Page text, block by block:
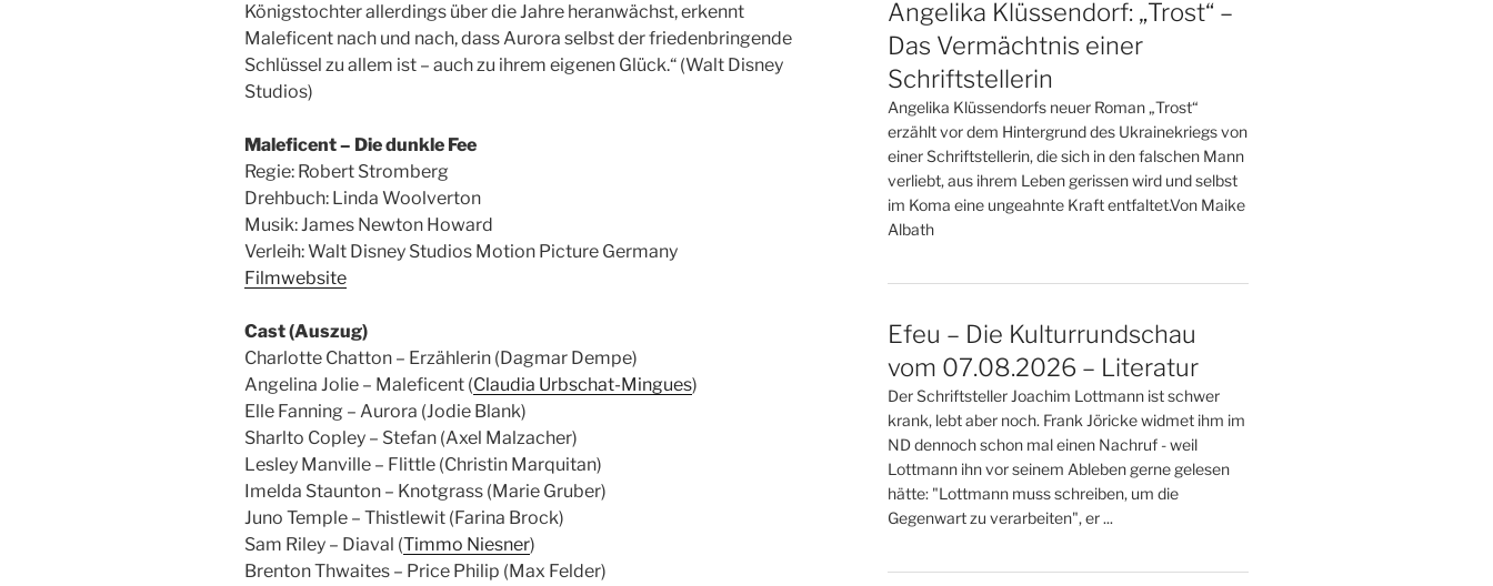
Königstochter allerdings über die Jahre heranwächst, erkennt
Maleficent nach und nach, dass Aurora selbst der friedenbringende
Schlüssel zu allem ist – auch zu ihrem eigenen Glück.“ (Walt Disney
Studios)
Maleficent – Die dunkle Fee
Regie: Robert Stromberg
Drehbuch: Linda Woolverton
Musik: James Newton Howard
Verleih: Walt Disney Studios Motion Picture Germany
Filmwebsite
Cast (Auszug)
Charlotte Chatton – Erzählerin (Dagmar Dempe)
Angelina Jolie – Maleficent (Claudia Urbschat-Mingues)
Elle Fanning – Aurora (Jodie Blank)
Sharlto Copley – Stefan (Axel Malzacher)
Lesley Manville – Flittle (Christin Marquitan)
Imelda Staunton – Knotgrass (Marie Gruber)
Juno Temple – Thistlewit (Farina Brock)
Sam Riley – Diaval (Timmo Niesner)
Brenton Thwaites – Price Philip (Max Felder)
Angelika Klüssendorf: „Trost“ –
Das Vermächtnis einer
Schriftstellerin
Angelika Klüssendorfs neuer Roman „Trost“
erzählt vor dem Hintergrund des Ukrainekriegs von
einer Schriftstellerin, die sich in den falschen Mann
verliebt, aus ihrem Leben gerissen wird und selbst
im Koma eine ungeahnte Kraft entfaltet.Von Maike
Albath
Efeu – Die Kulturrundschau
vom 07.08.2026 – Literatur
Der Schriftsteller Joachim Lottmann ist schwer
krank, lebt aber noch. Frank Jöricke widmet ihm im
ND dennoch schon mal einen Nachruf - weil
Lottmann ihn vor seinem Ableben gerne gelesen
hätte: "Lottmann muss schreiben, um die
Gegenwart zu verarbeiten", er ...